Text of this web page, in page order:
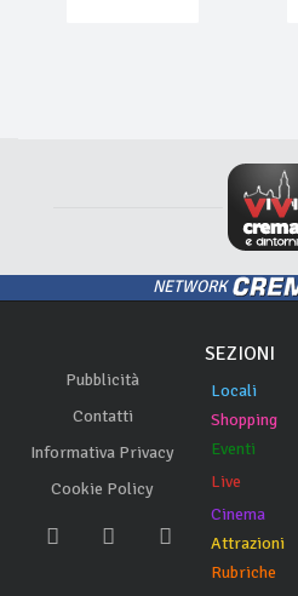
NETWORK
Pubblicità
Contatti
Informativa Privacy
Cookie Policy
SEZIONI
Locali
Shopping
Eventi
Live
Cinema
Attrazioni
Rubriche